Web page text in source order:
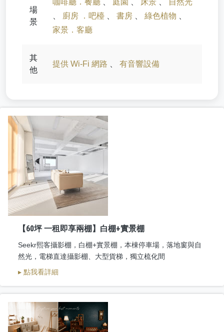
場
景
廚房 ．吧檯 書房 綠色植物
家景．客廳
其
他
提供 Wi-Fi 網路 有音響設備
【60坪 一租即享兩棚】白棚+實景棚
Seekr熙客攝影棚，白棚+實景棚，本棟停車場，落地窗與自
然光，電梯直達攝影棚、大型貨梯，獨立梳化間
▸ 點我看詳細